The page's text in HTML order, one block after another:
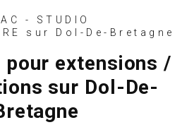
- STUDIO
sur Dol-De-Bretagne
extensions /
sur Dol-De-